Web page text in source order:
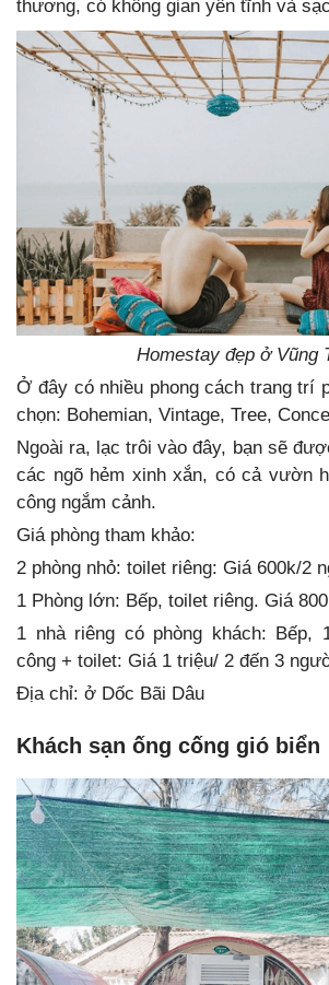
thương, có không gian yên tĩnh và
Homestay đẹp ở Vũng
Ở đây có nhiều phong cách trang trí
chọn: Bohemian, Vintage, Tree,
Ngoài ra, lạc trôi vào đây, bạn sẽ
các ngõ hẻm xinh xắn, có cả vườn
công ngắm cảnh.
Giá phòng tham khảo:
2 phòng nhỏ: toilet riêng: Giá 600k/2
1 Phòng lớn: Bếp, toilet riêng. Giá
1 nhà riêng có phòng khách: Bếp,
công + toilet: Giá 1 triệu/ 2 đến 3
Địa chỉ: ở Dốc Bãi Dâu
Khách sạn ống cống gió biển